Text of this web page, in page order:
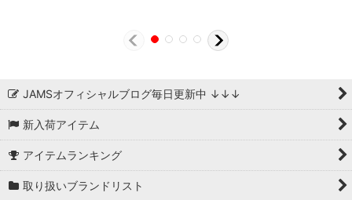
JAMSオフィシャルブログ毎日更新中 ↓↓↓
新入荷アイテム
アイテムランキング
取り扱いブランドリスト